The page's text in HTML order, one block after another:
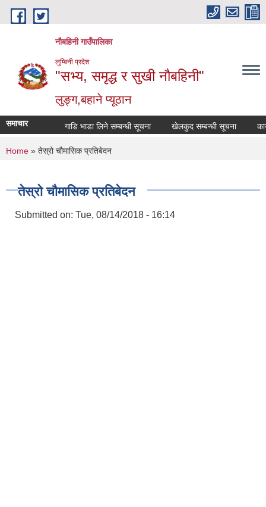
Skip to main content
नौबहिनी गाउँपालिका
लुम्बिनी प्रदेश
"सभ्य, समृद्ध र सुखी नौबहिनी"
लुङ्ग,बहाने प्यूठान
समाचार गाडि भाडा लिने सम्बन्धी सूचना खेलकुद सम्बन्धी सूचना
You are here
Home » तेस्रो चौमासिक प्रतिबेदन
तेस्रो चौमासिक प्रतिबेदन
Submitted on: Tue, 08/14/2018 - 16:14